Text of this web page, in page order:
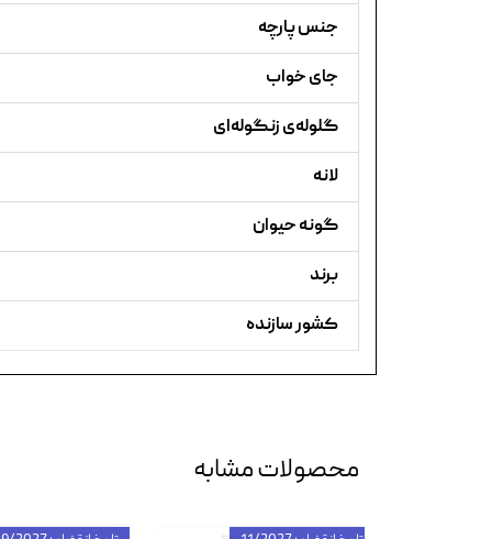
جنس پارچه
جای خواب
گلوله‌ی زنگوله‌ای
لانه
گونه حیوان
برند
کشور سازنده
محصولات مشابه